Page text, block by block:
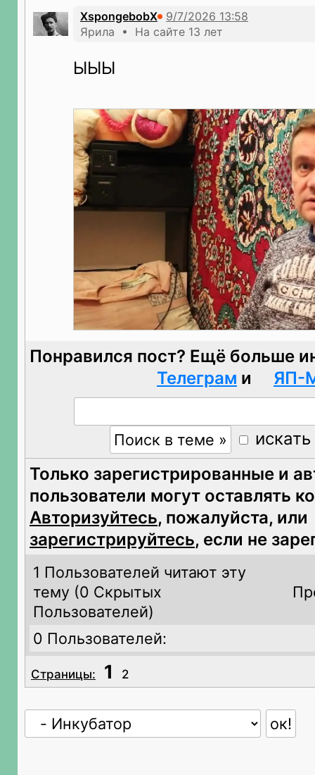
XspongebobX
Ярила • На сайте 13 лет
ЫЫЫ
Понравился пост? Ещё больше
Телеграм и ЯП-
Только зарегистрированные и
пользователи могут оставлять
Авторизуйтесь, пожалуйста, или
зарегистрируйтесь, если не
1 Пользователей читают эту
тему (0 Скрытых
Пользователей)
0 Пользователей:
Страницы: 1 2